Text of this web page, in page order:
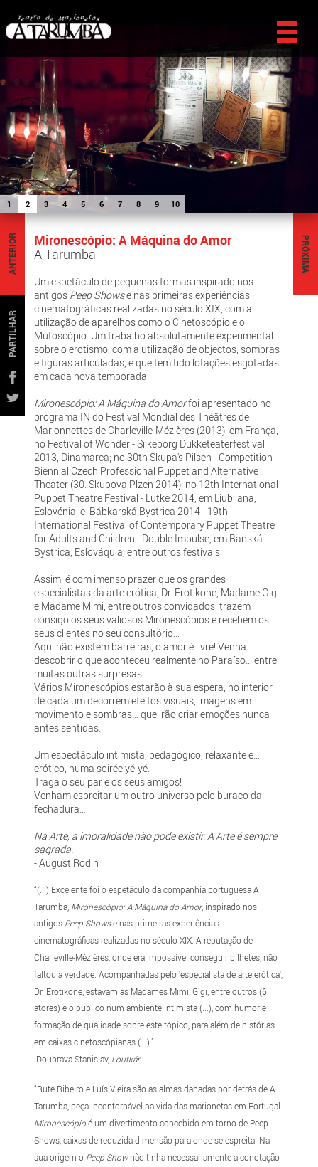
1 2 3 4 5 6 7 8 9 10
PRÓXIMA
ANTERIOR
PARTILHAR
Mironescópio: A Máquina do Amor
A Tarumba
Um espetáculo de pequenas formas inspirado nos
antigos Peep Showse nas primeiras experiências
cinematográficas realizadas no século XIX, com a
utilização de aparelhos como o Cinetoscópio e o
Mutoscópio. Um trabalho absolutamente experimental
sobre o erotismo, com a utilização de objectos, sombras
e figuras articuladas, e que tem tido lotações esgotadas
em cada nova temporada.
Mironescópio: A Máquina do Amorfoi apresentado no
programa IN do Festival Mondial des Théâtres de
Marionnettes de Charleville-Mézières (2013); em França,
no Festival of Wonder - Silkeborg Dukketeaterfestival
2013, Dinamarca; no 30th Skupa's Pilsen - Competition
Biennial Czech Professional Puppet and Alternative
Theater (30. Skupova Plzen 2014); no 12th International
Puppet Theatre Festival - Lutke 2014, em Liubliana,
Eslovénia; e Bábkarská Bystrica 2014 - 19th
International Festival of Contemporary Puppet Theatre
for Adults and Children - Double Impulse, em Banská
Bystrica, Eslováquia, entre outros festivais.
Assim, é com imenso prazer que os grandes
especialistas da arte erótica, Dr. Erotikone, Madame Gigi
e Madame Mimi, entre outros convidados, trazem
consigo os seus valiosos Mironescópios e recebem os
seus clientes no seu consultório...
Aqui não existem barreiras, o amor é livre! Venha
descobrir o que aconteceu realmente no Paraíso… entre
muitas outras surpresas!
Vários Mironescópios estarão à sua espera, no interior
de cada um decorrem efeitos visuais, imagens em
movimento e sombras… que irão criar emoções nunca
antes sentidas.
Um espectáculo intimista, pedagógico, relaxante e…
erótico, numa soirée yé-yé.
Traga o seu par e os seus amigos!
Venham espreitar um outro universo pelo buraco da
fechadura…
Na Arte, a imoralidade não pode existir. A Arte é sempre
sagrada.
- August Rodin
“(...) Excelente foi o espetáculo da companhia portuguesa A
Tarumba, Mironescópio: A Máquina do Amor, inspirado nos
antigos Peep Showse nas primeiras experiências
cinematográficas realizadas no século XIX. A reputação de
Charleville-Mézières, onde era impossível conseguir bilhetes, não
faltou à verdade. Acompanhadas pelo 'especialista de arte erótica',
Dr. Erotikone, estavam as Madames Mimi, Gigi, entre outros (6
atores) e o público num ambiente intimista (...), com humor e
formação de qualidade sobre este tópico, para além de histórias
em caixas cinetoscópianas (...).”
-Doubrava Stanislav, Loutkár
“Rute Ribeiro e Luís Vieira são as almas danadas por detrás de A
Tarumba, peça incontornável na vida das marionetas em Portugal.
Mironescópioé um divertimento concebido em torno de Peep
Shows, caixas de reduzida dimensão para onde se espreita. Na
sua origem o Peep Shownão tinha necessariamente a conotação